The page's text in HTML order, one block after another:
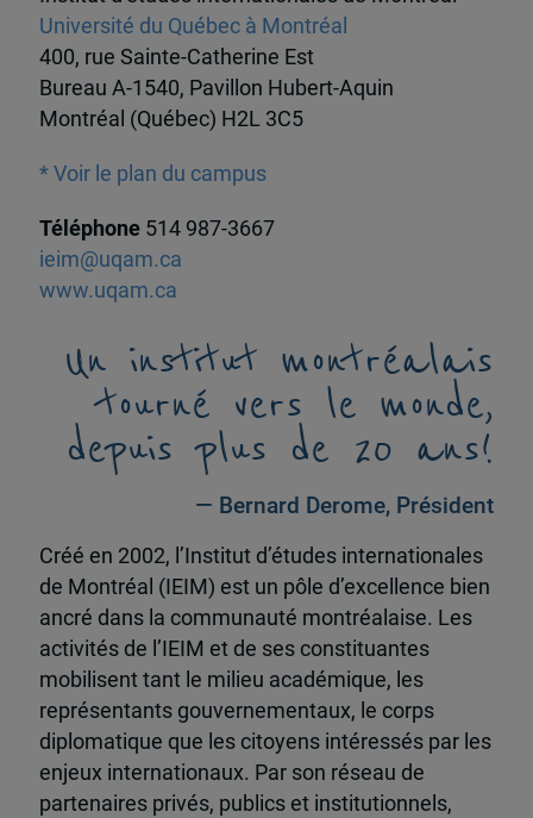
Université du Québec à Montréal
400, rue Sainte-Catherine Est
Bureau A-1540, Pavillon Hubert-Aquin
Montréal (Québec) H2L 3C5
* Voir le plan du campus
Téléphone 514 987-3667
ieim@uqam.ca
www.uqam.ca
Un institut montréalais
tourné vers le monde,
depuis plus de 20 ans!
— Bernard Derome, Président
Créé en 2002, l’Institut d’études internationales
de Montréal (IEIM) est un pôle d’excellence bien
ancré dans la communauté montréalaise. Les
activités de l’IEIM et de ses constituantes
mobilisent tant le milieu académique, les
représentants gouvernementaux, le corps
diplomatique que les citoyens intéressés par les
enjeux internationaux. Par son réseau de
partenaires privés, publics et institutionnels,